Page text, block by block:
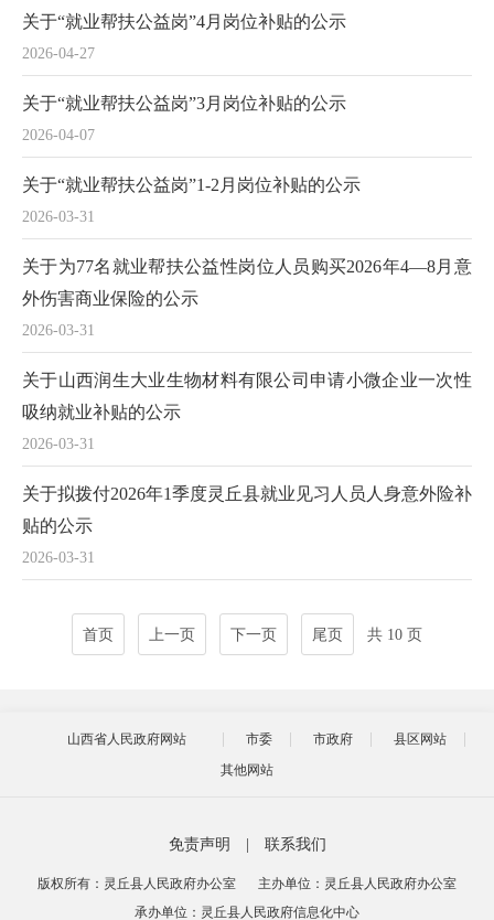
2026-04-27
关于“就业帮扶公益岗”4月岗位补贴的公示
2026-04-07
关于“就业帮扶公益岗”3月岗位补贴的公示
2026-03-31
关于“就业帮扶公益岗”1-2月岗位补贴的公示
2026-03-31
关于为77名就业帮扶公益性岗位人员购买2026年4—8月意
外伤害商业保险的公示
2026-03-31
关于山西润生大业生物材料有限公司申请小微企业一次性
吸纳就业补贴的公示
2026-03-31
关于拟拨付2026年1季度灵丘县就业见习人员人身意外险补
贴的公示
首页 上一页 下一页 尾页 共 10 页
山西省人民政府网站 市委 市政府
县区网站
其他网站
免责声明 联系我们
版权所有：灵丘县人民政府办公室
主办单位：灵丘县人民政府办公室
承办单位：灵丘县人民政府信息化中心